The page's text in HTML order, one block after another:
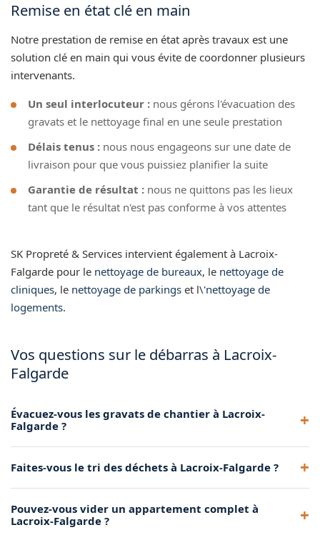
Remise en état clé en main
Notre prestation de remise en état après travaux est une
solution clé en main qui vous évite de coordonner plusieurs
intervenants.
Un seul interlocuteur : nous gérons l'évacuation des
gravats et le nettoyage final en une seule prestation
Délais tenus : nous nous engageons sur une date de
livraison pour que vous puissiez planifier la suite
Garantie de résultat : nous ne quittons pas les lieux
tant que le résultat n'est pas conforme à vos attentes
SK Propreté & Services intervient également à Lacroix-
Falgarde pour le nettoyage de bureaux, le nettoyage de
cliniques, le nettoyage de parkings et l\'nettoyage de
logements.
Vos questions sur le débarras à Lacroix-
Falgarde
Évacuez-vous les gravats de chantier à Lacroix-
Falgarde ?
déchets de construction et matériaux de démolition à
Lacroix-Falgarde vers les déchetteries agréées.
Faites-vous le tri des déchets à Lacroix-Falgarde ?
pour orienter chaque type de matériau vers la filière de
recyclage ou d'élimination adaptée.
Pouvez-vous vider un appartement complet à
Lacroix-Falgarde ?